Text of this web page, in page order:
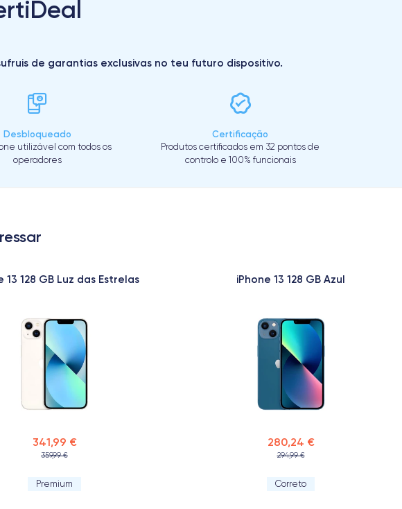
de garantias exclusivas no teu futuro dispositivo.
Desbloqueado
utilizável com todos os
operadores
Certificação
Produtos certificados em 32 pontos de
controlo e 100% funcionais
13 128 GB Luz das Estrelas
341,99 €
359,99 €
Premium
iPhone 13 128 GB Azul
280,24 €
294,99 €
Correto